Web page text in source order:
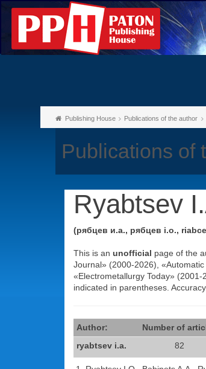
Publishing House Publications of the author
Publications of
Ryabtsev
(рябцев и.а., рябцев і.о.,
This is an unofficial page of the
Journal» (2000-2026),
«Electrometallurgy Today»
indicated in parentheses.
Author: Number of
ryabtsev i.a.
82